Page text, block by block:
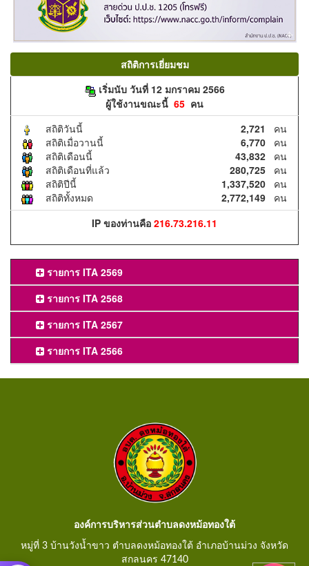
สถิติการเยี่ยมชม
เริ่มนับ วันที่ 12 มกราคม 2566
ผู้ใช้งานขณะนี้ 65 คน
สถิติวันนี้
2,721 คน
สถิติเมื่อวานนี้
6,770 คน
สถิติเดือนนี้
43,832 คน
สถิติเดือนที่แล้ว
280,725 คน
สถิติปีนี้
1,337,520 คน
สถิติทั้งหมด
2,772,149 คน
IP ของท่านคือ 216.73.216.11
รายการ ITA 2569
รายการ ITA 2568
รายการ ITA 2567
รายการ ITA 2566
องค์การบริหารส่วนตำบลดงหม้อทองใต้
หมู่ที่ 3 บ้านวังน้ำขาว ตำบลดงหม้อทองใต้ อำเภอบ้านม่วง จังหวัด
สกลนคร 47140